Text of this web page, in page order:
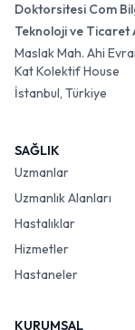
Doktorsitesi Com
Teknoloji ve Ticaret
Maslak Mah. Ahi
Kat Kolektif House
İstanbul, Türkiye
SAĞLIK
Uzmanlar
Uzmanlık Alanları
Hastalıklar
Hizmetler
Hastaneler
KURUMSAL